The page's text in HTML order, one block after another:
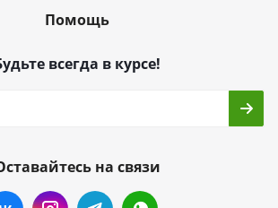
Помощь
всегда в курсе!
на связи